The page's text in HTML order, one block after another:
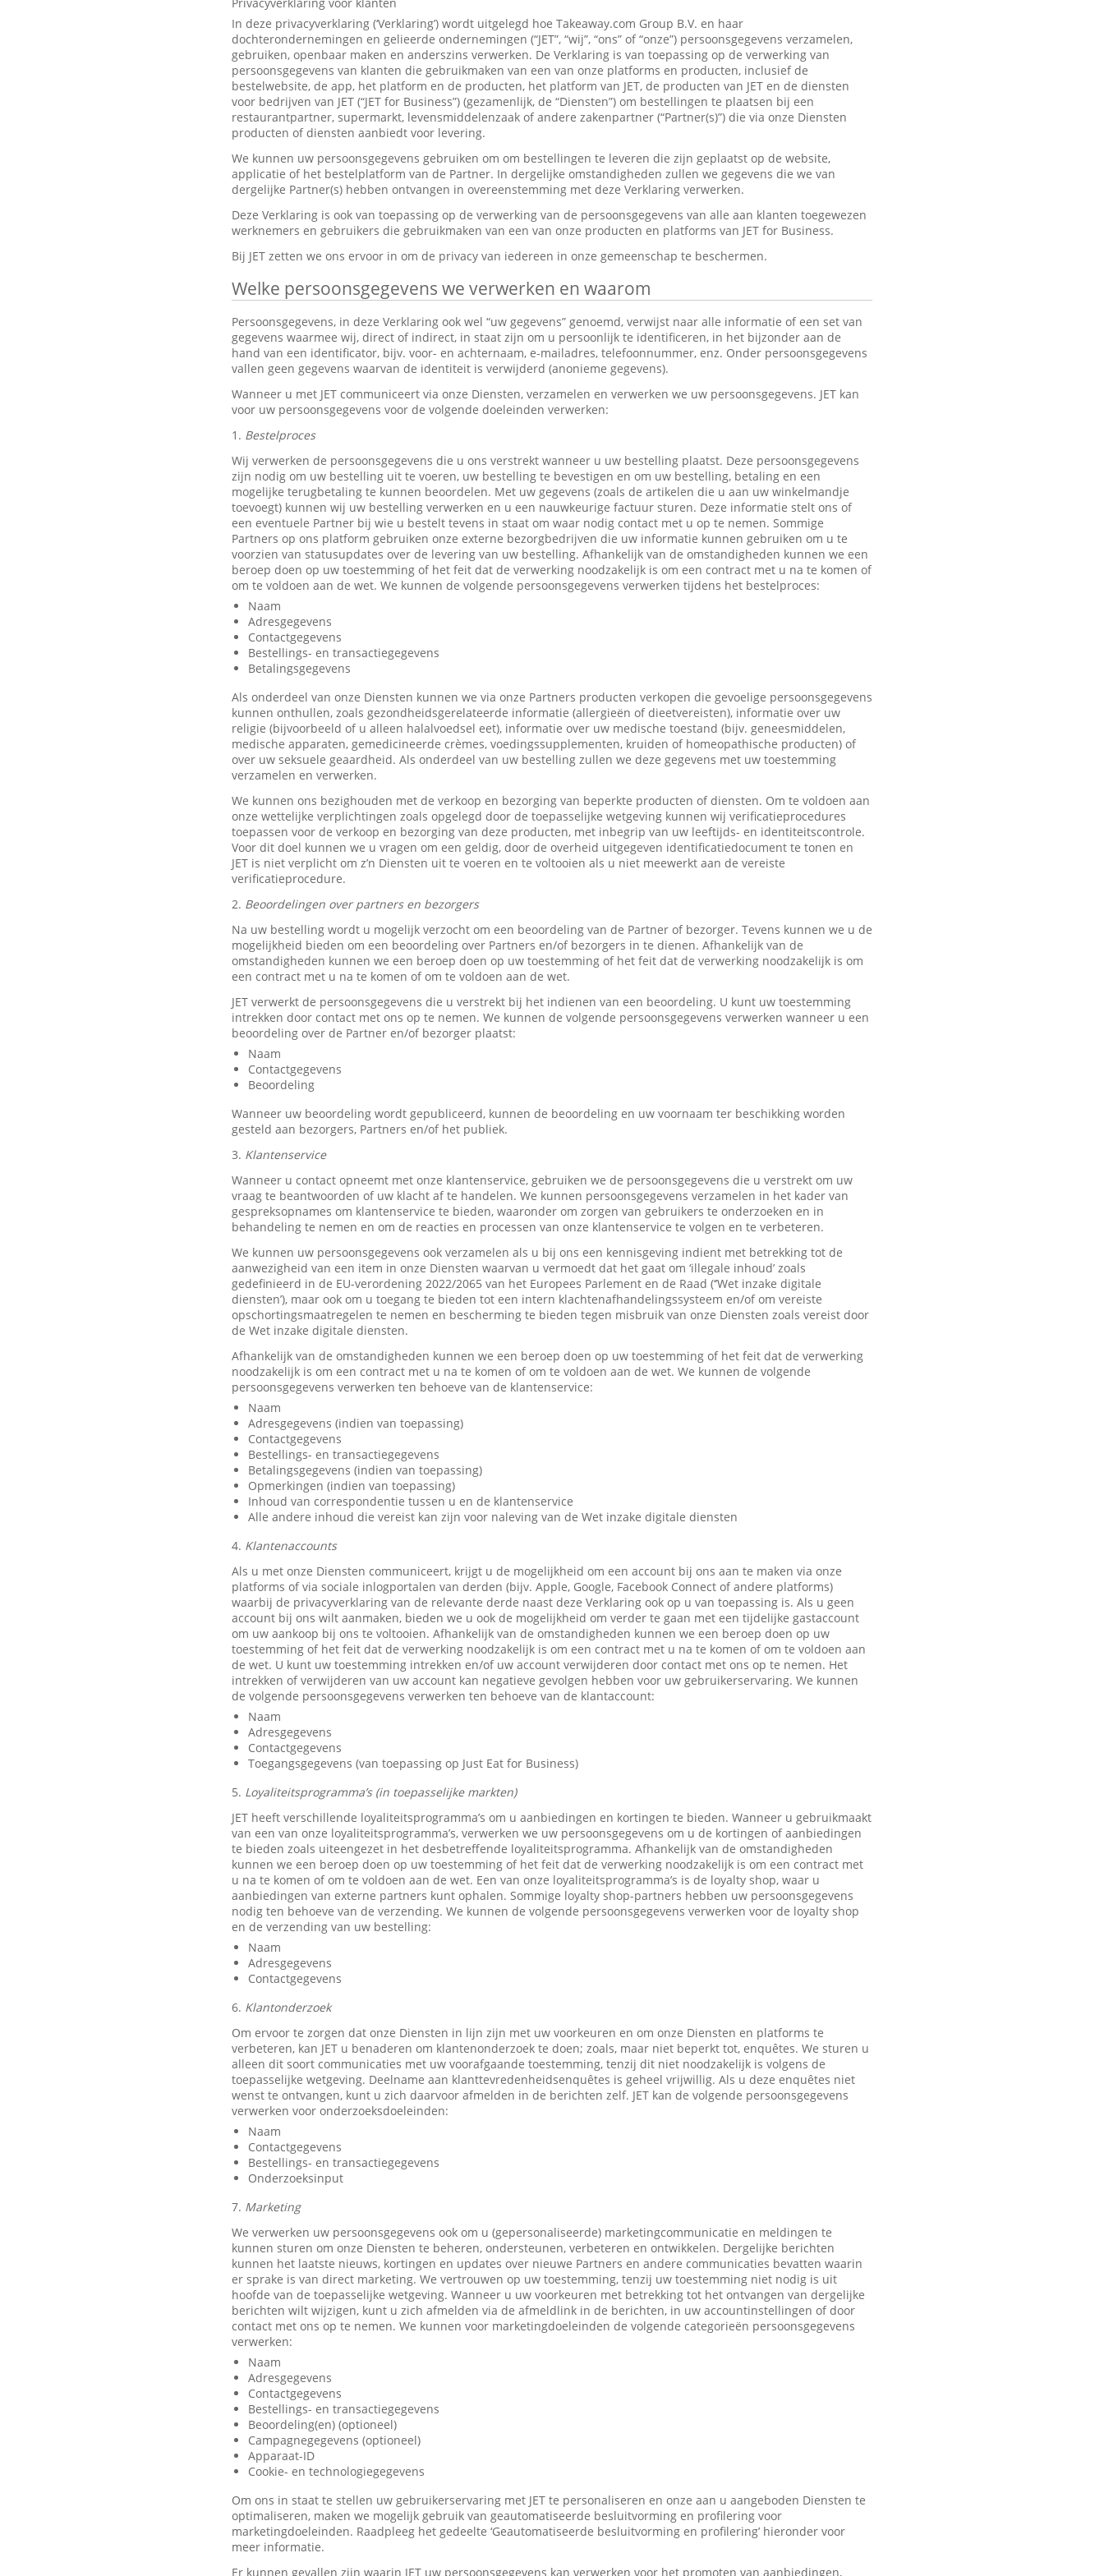
In deze privacyverklaring (‘Verklaring’) wordt uitgelegd hoe Takeaway.com Group B.V. en haar
dochterondernemingen en gelieerde ondernemingen (“JET”, “wij”, “ons” of “onze”) persoonsgegevens verzamelen,
gebruiken, openbaar maken en anderszins verwerken. De Verklaring is van toepassing op de verwerking van
persoonsgegevens van klanten die gebruikmaken van een van onze platforms en producten, inclusief de
bestelwebsite, de app, het platform en de producten, het platform van JET, de producten van JET en de diensten
voor bedrijven van JET (“JET for Business”) (gezamenlijk, de “Diensten”) om bestellingen te plaatsen bij een
restaurantpartner, supermarkt, levensmiddelenzaak of andere zakenpartner (“Partner(s)”) die via onze Diensten
producten of diensten aanbiedt voor levering.
We kunnen uw persoonsgegevens gebruiken om om bestellingen te leveren die zijn geplaatst op de website,
applicatie of het bestelplatform van de Partner. In dergelijke omstandigheden zullen we gegevens die we van
dergelijke Partner(s) hebben ontvangen in overeenstemming met deze Verklaring verwerken.
Deze Verklaring is ook van toepassing op de verwerking van de persoonsgegevens van alle aan klanten toegewezen
werknemers en gebruikers die gebruikmaken van een van onze producten en platforms van JET for Business.
Bij JET zetten we ons ervoor in om de privacy van iedereen in onze gemeenschap te beschermen.
Welke persoonsgegevens we verwerken en waarom
Persoonsgegevens, in deze Verklaring ook wel “uw gegevens” genoemd, verwijst naar alle informatie of een set van
gegevens waarmee wij, direct of indirect, in staat zijn om u persoonlijk te identificeren, in het bijzonder aan de
hand van een identificator, bijv. voor- en achternaam, e-mailadres, telefoonnummer, enz. Onder persoonsgegevens
vallen geen gegevens waarvan de identiteit is verwijderd (anonieme gegevens).
Wanneer u met JET communiceert via onze Diensten, verzamelen en verwerken we uw persoonsgegevens. JET kan
voor uw persoonsgegevens voor de volgende doeleinden verwerken:
1. Bestelproces
Wij verwerken de persoonsgegevens die u ons verstrekt wanneer u uw bestelling plaatst. Deze persoonsgegevens
zijn nodig om uw bestelling uit te voeren, uw bestelling te bevestigen en om uw bestelling, betaling en een
mogelijke terugbetaling te kunnen beoordelen. Met uw gegevens (zoals de artikelen die u aan uw winkelmandje
toevoegt) kunnen wij uw bestelling verwerken en u een nauwkeurige factuur sturen. Deze informatie stelt ons of
een eventuele Partner bij wie u bestelt tevens in staat om waar nodig contact met u op te nemen. Sommige
Partners op ons platform gebruiken onze externe bezorgbedrijven die uw informatie kunnen gebruiken om u te
voorzien van statusupdates over de levering van uw bestelling. Afhankelijk van de omstandigheden kunnen we een
beroep doen op uw toestemming of het feit dat de verwerking noodzakelijk is om een contract met u na te komen of
om te voldoen aan de wet. We kunnen de volgende persoonsgegevens verwerken tijdens het bestelproces:
Naam
Adresgegevens
Contactgegevens
Bestellings- en transactiegegevens
Betalingsgegevens
Als onderdeel van onze Diensten kunnen we via onze Partners producten verkopen die gevoelige persoonsgegevens
kunnen onthullen, zoals gezondheidsgerelateerde informatie (allergieën of dieetvereisten), informatie over uw
religie (bijvoorbeeld of u alleen halalvoedsel eet), informatie over uw medische toestand (bijv. geneesmiddelen,
medische apparaten, gemedicineerde crèmes, voedingssupplementen, kruiden of homeopathische producten) of
over uw seksuele geaardheid. Als onderdeel van uw bestelling zullen we deze gegevens met uw toestemming
verzamelen en verwerken.
We kunnen ons bezighouden met de verkoop en bezorging van beperkte producten of diensten. Om te voldoen aan
onze wettelijke verplichtingen zoals opgelegd door de toepasselijke wetgeving kunnen wij verificatieprocedures
toepassen voor de verkoop en bezorging van deze producten, met inbegrip van uw leeftijds- en identiteitscontrole.
Voor dit doel kunnen we u vragen om een geldig, door de overheid uitgegeven identificatiedocument te tonen en
JET is niet verplicht om z’n Diensten uit te voeren en te voltooien als u niet meewerkt aan de vereiste
verificatieprocedure.
2. Beoordelingen over partners en bezorgers
Na uw bestelling wordt u mogelijk verzocht om een beoordeling van de Partner of bezorger. Tevens kunnen we u de
mogelijkheid bieden om een beoordeling over Partners en/of bezorgers in te dienen. Afhankelijk van de
omstandigheden kunnen we een beroep doen op uw toestemming of het feit dat de verwerking noodzakelijk is om
een contract met u na te komen of om te voldoen aan de wet.
JET verwerkt de persoonsgegevens die u verstrekt bij het indienen van een beoordeling. U kunt uw toestemming
intrekken door contact met ons op te nemen. We kunnen de volgende persoonsgegevens verwerken wanneer u een
beoordeling over de Partner en/of bezorger plaatst:
Naam
Contactgegevens
Beoordeling
Wanneer uw beoordeling wordt gepubliceerd, kunnen de beoordeling en uw voornaam ter beschikking worden
gesteld aan bezorgers, Partners en/of het publiek.
3. Klantenservice
Wanneer u contact opneemt met onze klantenservice, gebruiken we de persoonsgegevens die u verstrekt om uw
vraag te beantwoorden of uw klacht af te handelen. We kunnen persoonsgegevens verzamelen in het kader van
gespreksopnames om klantenservice te bieden, waaronder om zorgen van gebruikers te onderzoeken en in
behandeling te nemen en om de reacties en processen van onze klantenservice te volgen en te verbeteren.
We kunnen uw persoonsgegevens ook verzamelen als u bij ons een kennisgeving indient met betrekking tot de
aanwezigheid van een item in onze Diensten waarvan u vermoedt dat het gaat om ‘illegale inhoud’ zoals
gedefinieerd in de EU-verordening 2022/2065 van het Europees Parlement en de Raad (‘’Wet inzake digitale
diensten’), maar ook om u toegang te bieden tot een intern klachtenafhandelingssysteem en/of om vereiste
opschortingsmaatregelen te nemen en bescherming te bieden tegen misbruik van onze Diensten zoals vereist door
de Wet inzake digitale diensten.
Afhankelijk van de omstandigheden kunnen we een beroep doen op uw toestemming of het feit dat de verwerking
noodzakelijk is om een contract met u na te komen of om te voldoen aan de wet. We kunnen de volgende
persoonsgegevens verwerken ten behoeve van de klantenservice:
Naam
Adresgegevens (indien van toepassing)
Contactgegevens
Bestellings- en transactiegegevens
Betalingsgegevens (indien van toepassing)
Opmerkingen (indien van toepassing)
Inhoud van correspondentie tussen u en de klantenservice
Alle andere inhoud die vereist kan zijn voor naleving van de Wet inzake digitale diensten
4. Klantenaccounts
Als u met onze Diensten communiceert, krijgt u de mogelijkheid om een account bij ons aan te maken via onze
platforms of via sociale inlogportalen van derden (bijv. Apple, Google, Facebook Connect of andere platforms)
waarbij de privacyverklaring van de relevante derde naast deze Verklaring ook op u van toepassing is. Als u geen
account bij ons wilt aanmaken, bieden we u ook de mogelijkheid om verder te gaan met een tijdelijke gastaccount
om uw aankoop bij ons te voltooien. Afhankelijk van de omstandigheden kunnen we een beroep doen op uw
toestemming of het feit dat de verwerking noodzakelijk is om een contract met u na te komen of om te voldoen aan
de wet. U kunt uw toestemming intrekken en/of uw account verwijderen door contact met ons op te nemen. Het
intrekken of verwijderen van uw account kan negatieve gevolgen hebben voor uw gebruikerservaring. We kunnen
de volgende persoonsgegevens verwerken ten behoeve van de klantaccount:
Naam
Adresgegevens
Contactgegevens
Toegangsgegevens (van toepassing op Just Eat for Business)
5. Loyaliteitsprogramma’s (in toepasselijke markten)
JET heeft verschillende loyaliteitsprogramma’s om u aanbiedingen en kortingen te bieden. Wanneer u gebruikmaakt
van een van onze loyaliteitsprogramma’s, verwerken we uw persoonsgegevens om u de kortingen of aanbiedingen
te bieden zoals uiteengezet in het desbetreffende loyaliteitsprogramma. Afhankelijk van de omstandigheden
kunnen we een beroep doen op uw toestemming of het feit dat de verwerking noodzakelijk is om een contract met
u na te komen of om te voldoen aan de wet. Een van onze loyaliteitsprogramma’s is de loyalty shop, waar u
aanbiedingen van externe partners kunt ophalen. Sommige loyalty shop-partners hebben uw persoonsgegevens
nodig ten behoeve van de verzending. We kunnen de volgende persoonsgegevens verwerken voor de loyalty shop
en de verzending van uw bestelling:
Naam
Adresgegevens
Contactgegevens
6. Klantonderzoek
Om ervoor te zorgen dat onze Diensten in lijn zijn met uw voorkeuren en om onze Diensten en platforms te
verbeteren, kan JET u benaderen om klantenonderzoek te doen; zoals, maar niet beperkt tot, enquêtes. We sturen u
alleen dit soort communicaties met uw voorafgaande toestemming, tenzij dit niet noodzakelijk is volgens de
toepasselijke wetgeving. Deelname aan klanttevredenheidsenquêtes is geheel vrijwillig. Als u deze enquêtes niet
wenst te ontvangen, kunt u zich daarvoor afmelden in de berichten zelf. JET kan de volgende persoonsgegevens
verwerken voor onderzoeksdoeleinden:
Naam
Contactgegevens
Bestellings- en transactiegegevens
Onderzoeksinput
7. Marketing
We verwerken uw persoonsgegevens ook om u (gepersonaliseerde) marketingcommunicatie en meldingen te
kunnen sturen om onze Diensten te beheren, ondersteunen, verbeteren en ontwikkelen. Dergelijke berichten
kunnen het laatste nieuws, kortingen en updates over nieuwe Partners en andere communicaties bevatten waarin
er sprake is van direct marketing. We vertrouwen op uw toestemming, tenzij uw toestemming niet nodig is uit
hoofde van de toepasselijke wetgeving. Wanneer u uw voorkeuren met betrekking tot het ontvangen van dergelijke
berichten wilt wijzigen, kunt u zich afmelden via de afmeldlink in de berichten, in uw accountinstellingen of door
contact met ons op te nemen. We kunnen voor marketingdoeleinden de volgende categorieën persoonsgegevens
verwerken:
Naam
Adresgegevens
Contactgegevens
Bestellings- en transactiegegevens
Beoordeling(en) (optioneel)
Campagnegegevens (optioneel)
Apparaat-ID
Cookie- en technologiegegevens
Om ons in staat te stellen uw gebruikerservaring met JET te personaliseren en onze aan u aangeboden Diensten te
optimaliseren, maken we mogelijk gebruik van geautomatiseerde besluitvorming en profilering voor
marketingdoeleinden. Raadpleeg het gedeelte ‘Geautomatiseerde besluitvorming en profilering’ hieronder voor
meer informatie.
Er kunnen gevallen zijn waarin JET uw persoonsgegevens kan verwerken voor het promoten van aanbiedingen,